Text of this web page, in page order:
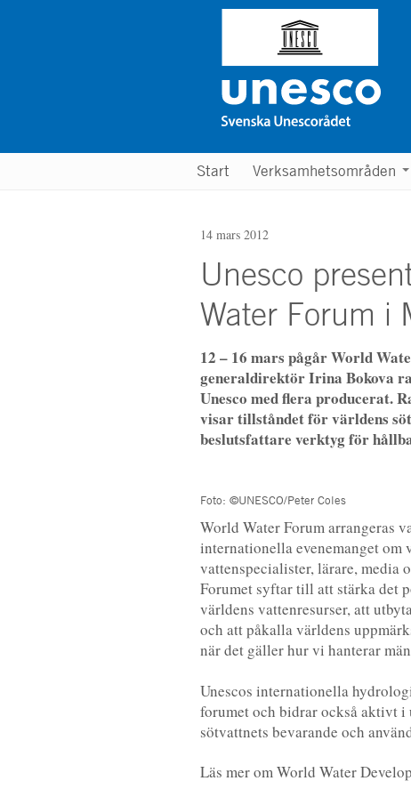
Start Verksamhetsområden
14 mars 2012
Unesco
Water Forum i
12 – 16 mars pågår World
generaldirektör Irina Bokova
Unesco med flera producerat.
visar tillståndet för världens
beslutsfattare verktyg för
Foto: ©UNESCO/Peter Coles
World Water Forum arrangeras
internationella evenemanget om
vattenspecialister, lärare, media
Forumet syftar till att stärka det
världens vattenresurser, att
och att påkalla världens
när det gäller hur vi hanterar
Unescos internationella
forumet och bidrar också aktivt
sötvattnets bevarande och
Läs mer om World Water